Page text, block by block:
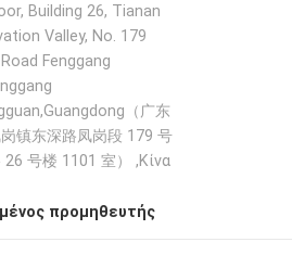
Building 26, Tianan
Valley, No. 179
Fenggang
（广东
镇东深路凤岗段 179 号
26 号楼 1101 室） ,Κίνα
προμηθευτής